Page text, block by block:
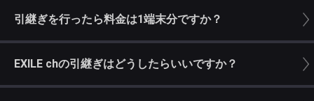
引継ぎを行ったら料金は1端末分ですか？
EXILE chの引継ぎはどうしたらいいですか？